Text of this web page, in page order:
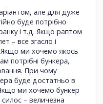
але для дуже
буде потрібно
і т.д. Якщо раптом
– все згасло і
ми хочемо якось
потрібні бункера,
При чому
буде достатньо в
ми хочемо бункер
– величезна